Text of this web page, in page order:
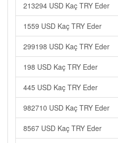
213294 USD Kaç TRY Eder
1559 USD Kaç TRY Eder
299198 USD Kaç TRY Eder
198 USD Kaç TRY Eder
445 USD Kaç TRY Eder
982710 USD Kaç TRY Eder
8567 USD Kaç TRY Eder